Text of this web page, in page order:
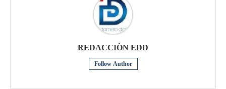
REDACCIÒN EDD
Follow Author